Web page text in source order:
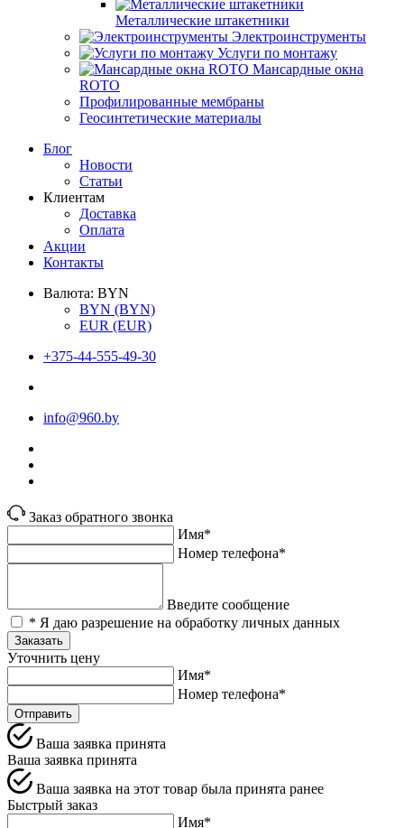
Металлические штакетники
Электроинструменты
Услуги по монтажу
Мансардные окна
ROTO
Профилированные мембраны
Геосинтетические материалы
Блог
Новости
Статьи
Клиентам
Доставка
Оплата
Акции
Контакты
Валюта: BYN
BYN (BYN)
EUR (EUR)
+375-44-555-49-30
info@960.by
Заказ обратного звонка
Имя*
Номер телефона*
Введите сообщение
* Я даю разрешение на обработку личных данных
Заказать
Уточнить цену
Имя*
Номер телефона*
Отправить
Ваша заявка принята
Ваша заявка принята
Ваша заявка на этот товар была принята ранее
Быстрый заказ
Имя*